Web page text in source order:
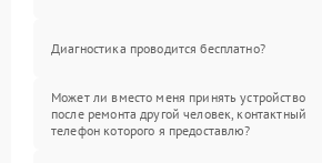
Диагностика проводится бесплатно?
Может ли вместо меня принять устройство
после ремонта другой человек, контактный
телефон которого я предоставлю?